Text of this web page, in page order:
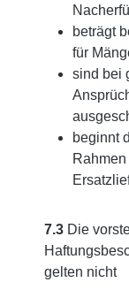
beträgt
für
sind bei
beginnt
7.3 Die
gelten nicht